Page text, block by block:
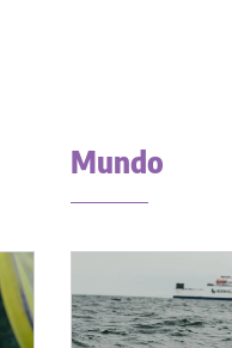
Mundo